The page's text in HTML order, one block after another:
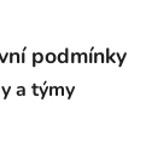
podmínky
a týmy